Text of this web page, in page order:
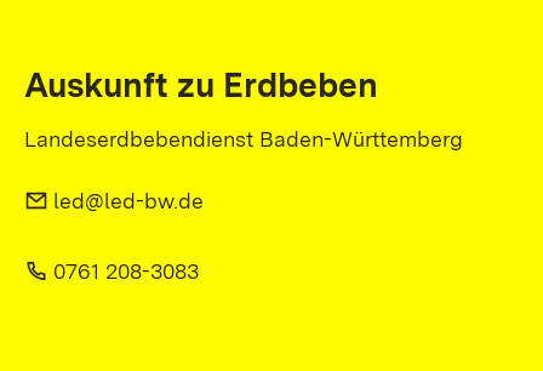
Auskunft zu Erdbeben
Landeserdbebendienst Baden-Württemberg
led@led-bw.de
0761 208-3083